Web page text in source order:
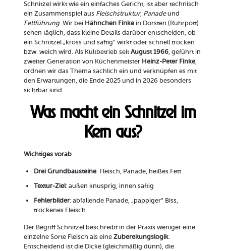
Schnitzel wirkt wie ein einfaches Gericht, ist aber technisch
ein Zusammenspiel aus Fleischstruktur, Panadeund
Fettführung. Wir bei Hähnchen Finkein Dorsten (Ruhrpott)
sehen täglich, dass kleine Details darüber entscheiden, ob
ein Schnitzel „kross und saftig“ wirkt oder schnell trocken
bzw. weich wird. Als Kultbetrieb seitAugust 1966, geführt in
zweiter Generation von Küchenmeister Heinz-Peter Finke,
ordnen wir das Thema sachlich ein und verknüpfen es mit
den Erwartungen, die Ende 2025 und in 2026 besonders
sichtbar sind.
Was macht ein Schnitzel im
Kern aus?
Wichtiges vorab
Drei Grundbausteine: Fleisch, Panade, heißes Fett
Textur-Ziel: außen knusprig, innen saftig
Fehlerbilder: abfallende Panade, „pappiger“ Biss,
trockenes Fleisch
Der Begriff Schnitzel beschreibt in der Praxis weniger eine
einzelne Sorte Fleisch als eine Zubereitungslogik.
Entscheidend ist die Dicke (gleichmäßig dünn), die